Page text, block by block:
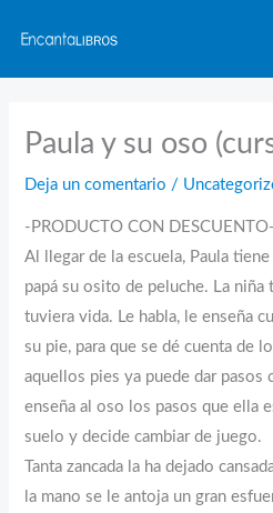
contenido
Paula y su oso
Deja un comentario /
-PRODUCTO CON
Al llegar de la escuela, Paula
papá su osito de peluche. La niña
tuviera vida. Le habla, le enseña
su pie, para que se dé cuenta de
aquellos pies ya puede dar pasos
enseña al oso los pasos que ella
suelo y decide cambiar de juego.
Tanta zancada la ha dejado
la mano se le antoja un gran